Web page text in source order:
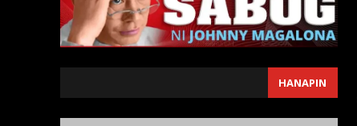
HANAPIN